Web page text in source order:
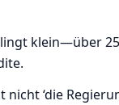
klein—über
‘die